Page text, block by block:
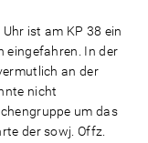
ist am KP 38 ein
eingefahren. In der
an der
nicht
um das
der sowj. Offz.